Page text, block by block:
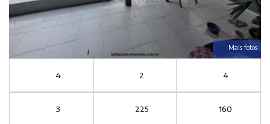
Mais fotos
4 2 4
3 225 160